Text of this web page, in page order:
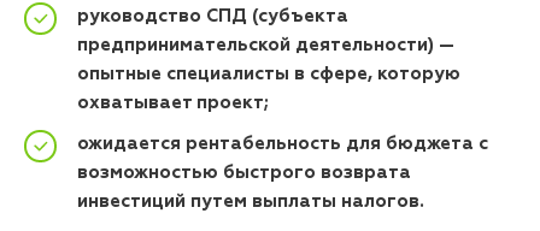
руководство СПД (субъекта
предпринимательской деятельности) —
опытные специалисты в сфере, которую
охватывает проект;
ожидается рентабельность для бюджета с
возможностью быстрого возврата
инвестиций путем выплаты налогов.